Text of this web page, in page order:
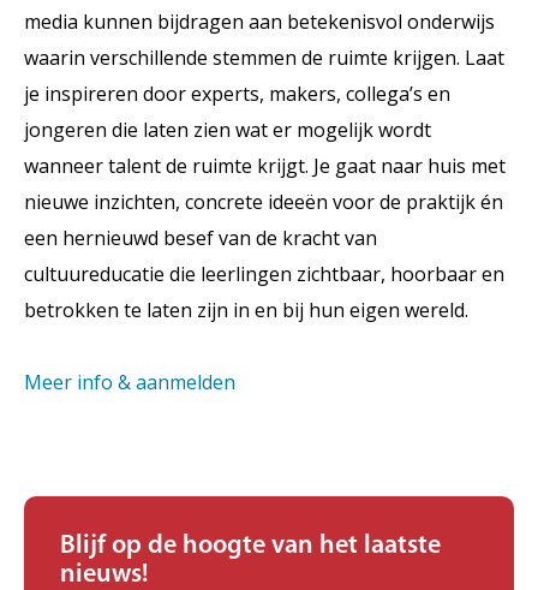
Blijf op de hoogte van het laatste
nieuws!
media kunnen bijdragen aan betekenisvol onderwijs
waarin verschillende stemmen de ruimte krijgen. Laat
je inspireren door experts, makers, collega’s en
jongeren die laten zien wat er mogelijk wordt
wanneer talent de ruimte krijgt. Je gaat naar huis met
nieuwe inzichten, concrete ideeën voor de praktijk én
een hernieuwd besef van de kracht van
cultuureducatie die leerlingen zichtbaar, hoorbaar en
betrokken te laten zijn in en bij hun eigen wereld.
Meer info & aanmelden